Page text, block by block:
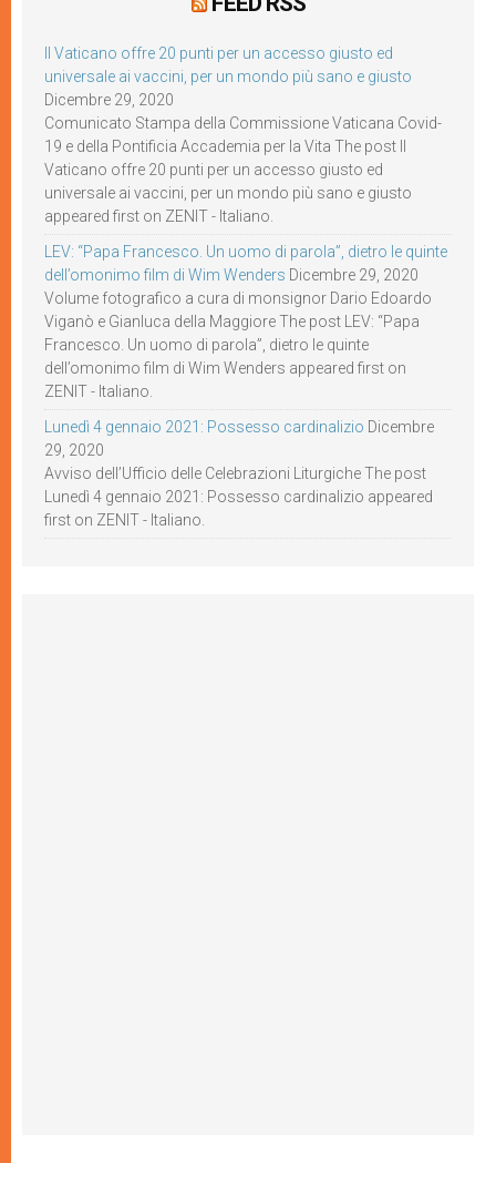
Il Vaticano offre 20 punti per un accesso giusto ed
universale ai vaccini, per un mondo più sano e giusto
Dicembre 29, 2020
Comunicato Stampa della Commissione Vaticana Covid-
19 e della Pontificia Accademia per la Vita The post Il
Vaticano offre 20 punti per un accesso giusto ed
universale ai vaccini, per un mondo più sano e giusto
appeared first on ZENIT - Italiano.
LEV: “Papa Francesco. Un uomo di parola”, dietro le quinte
dell’omonimo film di Wim Wenders Dicembre 29, 2020
Volume fotografico a cura di monsignor Dario Edoardo
Viganò e Gianluca della Maggiore The post LEV: “Papa
Francesco. Un uomo di parola”, dietro le quinte
dell’omonimo film di Wim Wenders appeared first on
ZENIT - Italiano.
Lunedì 4 gennaio 2021: Possesso cardinalizio Dicembre
29, 2020
Avviso dell’Ufficio delle Celebrazioni Liturgiche The post
Lunedì 4 gennaio 2021: Possesso cardinalizio appeared
first on ZENIT - Italiano.